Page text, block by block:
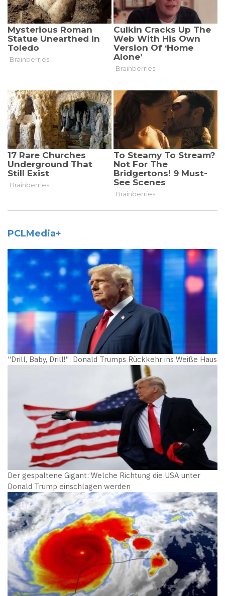
PCLMedia+
"Drill, Baby, Drill!": Donald Trumps Rückkehr ins Weiße Haus
Der gespaltene Gigant: Welche Richtung die USA unter
Donald Trump einschlagen werden